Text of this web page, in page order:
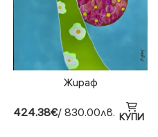
Жираф
424.38€/ 830.00лв. КУПИ